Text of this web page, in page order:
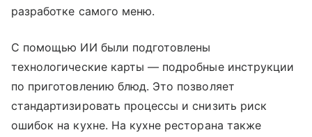
разработке самого меню.
С помощью ИИ были подготовлены
технологические карты — подробные инструкции
по приготовлению блюд. Это позволяет
стандартизировать процессы и снизить риск
ошибок на кухне. На кухне ресторана также